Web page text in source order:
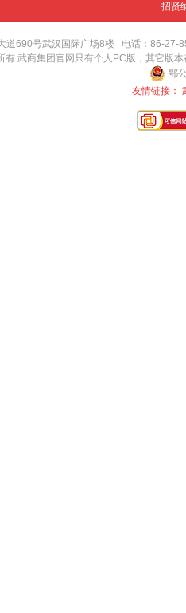
招贤
道690号武汉国际广场8楼 电话：86-
有 武商集团官网只有个人PC版，其它版
鄂
友情链接：